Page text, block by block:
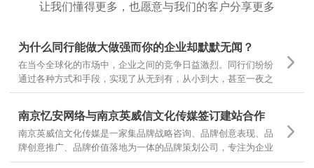
让我们懂得更多，也愿意与我们的客户分享更多
为什么同行能做大做强而你的企业却默默无闻？
在当今全球化的市场中，企业之间的竞争日益激烈。同行们纷纷
通过各种方式和手段，实现了从无到有，从小到大，甚至一夜之
间家喻户晓。然而，为什么有些企业却仍然在默默无闻中挣扎
南京忆安网络与南京英威信文化传媒签订建站合作
南京英威信文化传媒是一家集品牌战略咨询、品牌创意表现、品
牌创意推广、品牌价值落地为一体的品牌策划公司，专注为企业
提供品牌定位和品牌设计 坚持专项调研，精准诊断，团队策划，